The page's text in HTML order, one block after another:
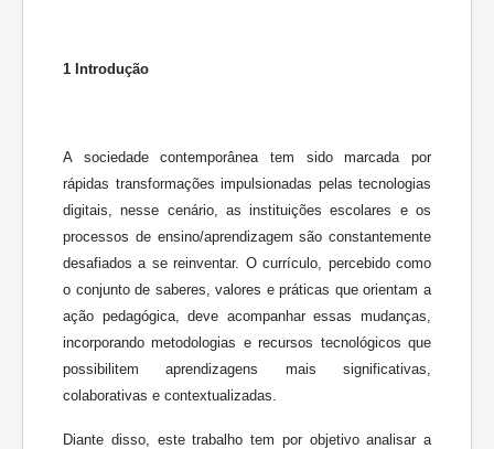
1 Introdução
A sociedade contemporânea tem sido marcada por
rápidas transformações impulsionadas pelas tecnologias
digitais, nesse cenário, as instituições escolares e os
processos de ensino/aprendizagem são constantemente
desafiados a se reinventar. O currículo, percebido como
o conjunto de saberes, valores e práticas que orientam a
ação pedagógica, deve acompanhar essas mudanças,
incorporando metodologias e recursos tecnológicos que
possibilitem aprendizagens mais significativas,
colaborativas e contextualizadas.
Diante disso, este trabalho tem por objetivo analisar a